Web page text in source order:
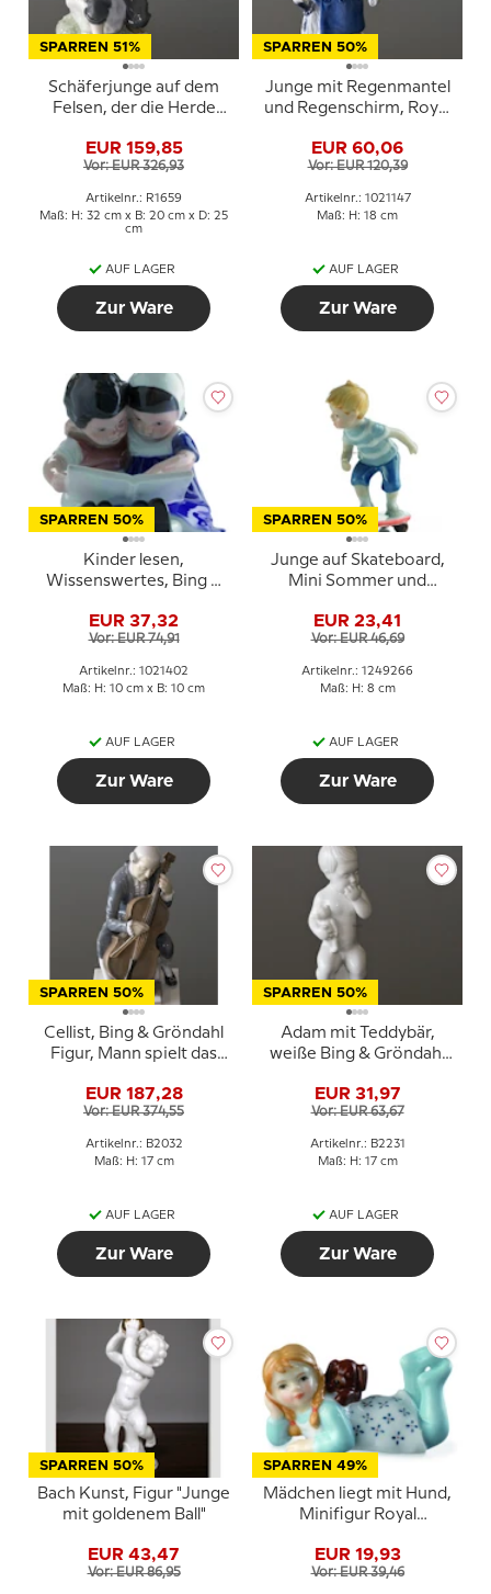
SPARREN 51%
Schäferjunge auf dem
Felsen, der die Herde
Copenhagen Figur Nr.
1659
EUR 159,85
Vor: EUR 326,93
Artikelnr.: R1659
Maß: H: 32 cm x B: 20 cm x D: 25
cm
AUF LAGER
Zur Ware
SPARREN 50%
Junge mit Regenmantel
und Regenschirm, Royal
3556 oder 147
EUR 60,06
Vor: EUR 120,39
Artikelnr.: 1021147
Maß: H: 18 cm
AUF LAGER
Zur Ware
SPARREN 50%
Kinder lesen,
Wissenswertes, Bing &
oder 402
EUR 37,32
Vor: EUR 74,91
Artikelnr.: 1021402
Maß: H: 10 cm x B: 10 cm
AUF LAGER
Zur Ware
SPARREN 50%
Junge auf Skateboard,
Mini Sommer und
Copenhagen Figur Nr.
266
EUR 23,41
Vor: EUR 46,69
Artikelnr.: 1249266
Maß: H: 8 cm
AUF LAGER
Zur Ware
SPARREN 50%
Cellist, Bing & Gröndahl
Figur, Mann spielt das
EUR 187,28
Vor: EUR 374,55
Artikelnr.: B2032
Maß: H: 17 cm
AUF LAGER
Zur Ware
SPARREN 50%
Adam mit Teddybär,
weiße Bing & Gröndahl
2231
EUR 31,97
Vor: EUR 63,67
Artikelnr.: B2231
Maß: H: 17 cm
AUF LAGER
Zur Ware
SPARREN 50%
Bach Kunst, Figur "Junge
mit goldenem Ball"
EUR 43,47
Vor: EUR 86,95
SPARREN 49%
Mädchen liegt mit Hund,
Minifigur Royal
EUR 19,93
Vor: EUR 39,46